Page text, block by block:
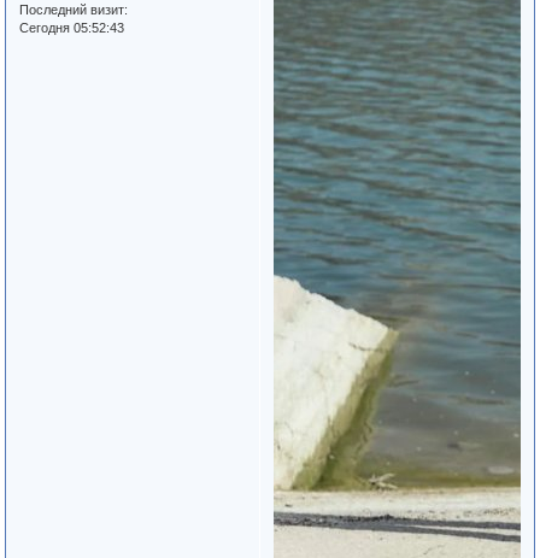
Последний визит:
Сегодня 05:52:43